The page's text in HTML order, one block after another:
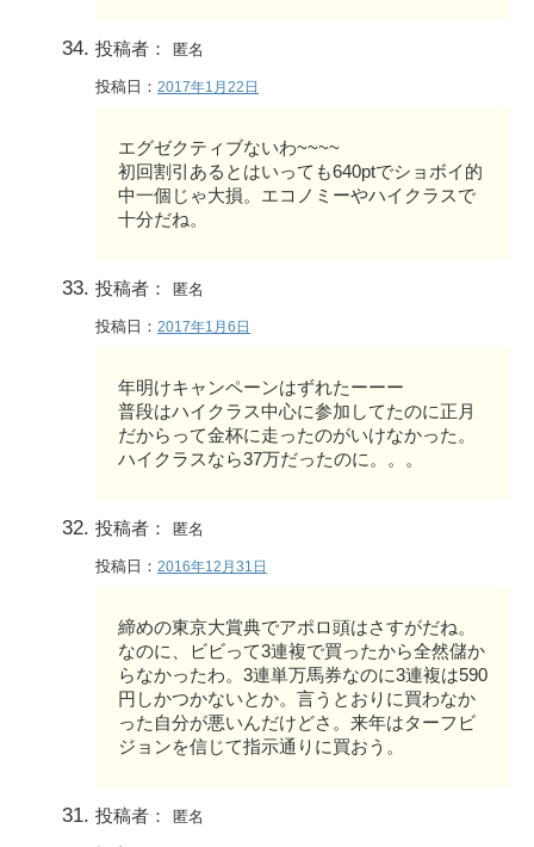
投稿者： 匿名
投稿日： 2017年1月22日
エグゼクティブないわ~~~~
初回割引あるとはいっても640ptでショボイ的
中一個じゃ大損。エコノミーやハイクラスで
十分だね。
投稿者： 匿名
投稿日： 2017年1月6日
年明けキャンペーンはずれたーーー
普段はハイクラス中心に参加してたのに正月
だからって金杯に走ったのがいけなかった。
ハイクラスなら37万だったのに。。。
投稿者： 匿名
投稿日： 2016年12月31日
締めの東京大賞典でアポロ頭はさすがだね。
なのに、ビビって3連複で買ったから全然儲か
らなかったわ。3連単万馬券なのに3連複は590
円しかつかないとか。言うとおりに買わなか
った自分が悪いんだけどさ。来年はターフビ
ジョンを信じて指示通りに買おう。
投稿者： 匿名